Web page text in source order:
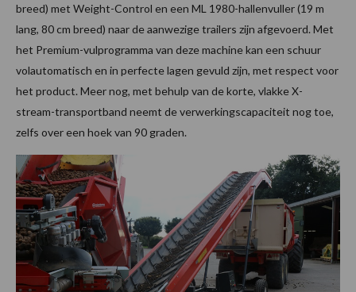
breed) met Weight-Control en een ML 1980-hallenvuller (19 m
lang, 80 cm breed) naar de aanwezige trailers zijn afgevoerd. Met
het Premium-vulprogramma van deze machine kan een schuur
volautomatisch en in perfecte lagen gevuld zijn, met respect voor
het product. Meer nog, met behulp van de korte, vlakke X-
stream-transportband neemt de verwerkingscapaciteit nog toe,
zelfs over een hoek van 90 graden.